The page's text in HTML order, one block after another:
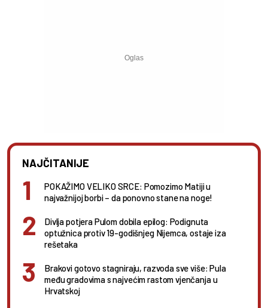
NAJČITANIJE
POKAŽIMO VELIKO SRCE: Pomozimo Matiji u
najvažnijoj borbi – da ponovno stane na noge!
Divlja potjera Pulom dobila epilog: Podignuta
optužnica protiv 19-godišnjeg Nijemca, ostaje iza
rešetaka
Brakovi gotovo stagniraju, razvoda sve više: Pula
među gradovima s najvećim rastom vjenčanja u
Hrvatskoj